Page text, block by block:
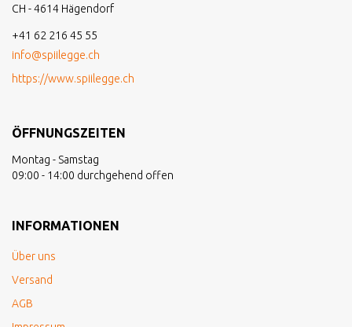
CH - 4614 Hägendorf
+41 62 216 45 55
info@spiilegge.ch
https://www.spiilegge.ch
ÖFFNUNGSZEITEN
Montag - Samstag
09:00 - 14:00 durchgehend offen
INFORMATIONEN
Über uns
Versand
AGB